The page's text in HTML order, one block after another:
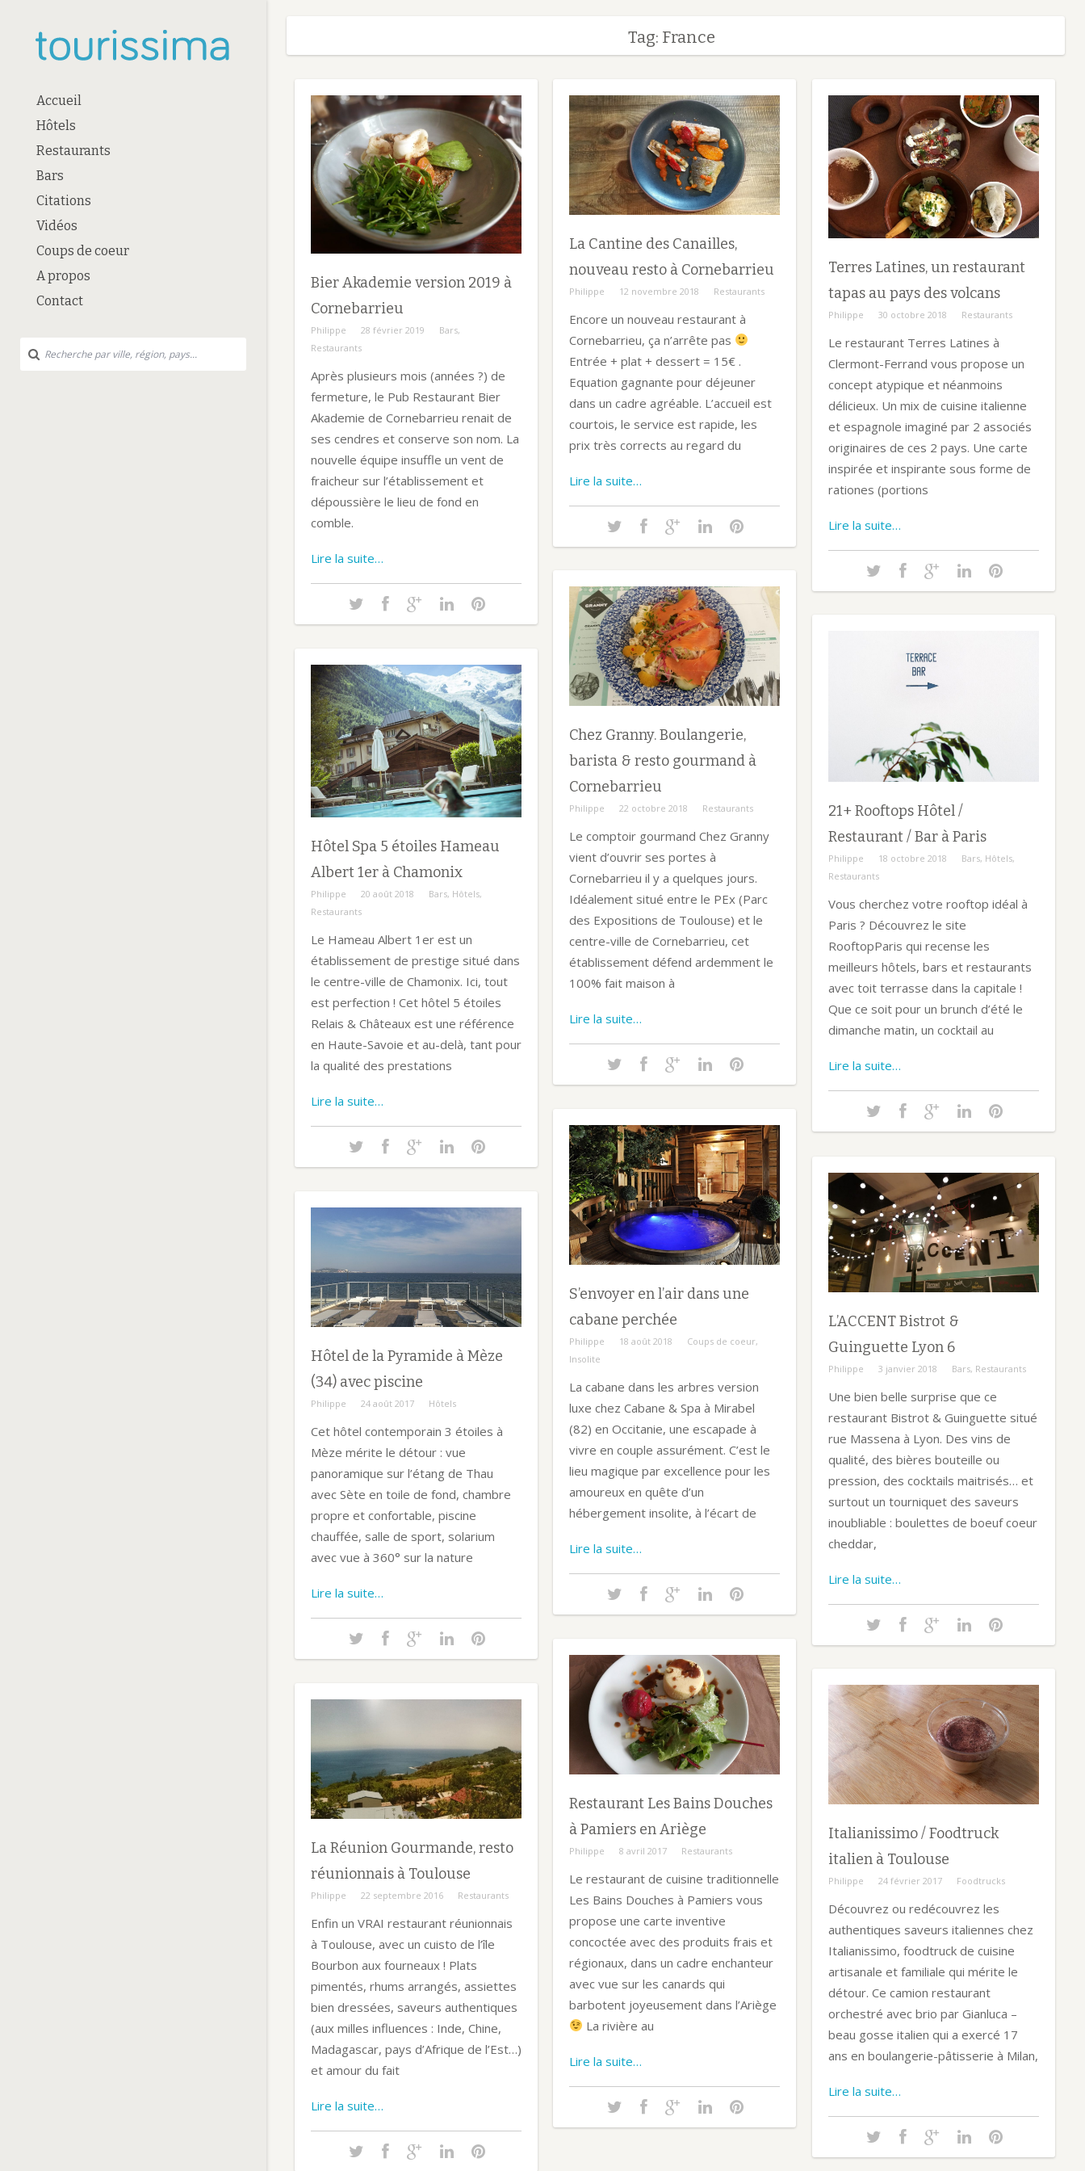
Accueil
Hôtels
Restaurants
Bars
Citations
Vidéos
Coups de coeur
A propos
Contact
Tag: France
Bier Akademie version 2019 à
Cornebarrieu
Philippe 28 février 2019 Bars,
Restaurants
Après plusieurs mois (années ?) de
fermeture, le Pub Restaurant Bier
Akademie de Cornebarrieu renait de
ses cendres et conserve son nom. La
nouvelle équipe insuffle un vent de
fraicheur sur l’établissement et
dépoussière le lieu de fond en
comble.
Lire la suite…
La Cantine des Canailles,
nouveau resto à Cornebarrieu
Philippe 12 novembre 2018 Restaurants
Encore un nouveau restaurant à
Cornebarrieu, ça n’arrête pas
Entrée + plat + dessert = 15€ .
Equation gagnante pour déjeuner
dans un cadre agréable. L’accueil est
courtois, le service est rapide, les
prix très corrects au regard du
Lire la suite…
Terres Latines, un restaurant
tapas au pays des volcans
Philippe 30 octobre 2018 Restaurants
Le restaurant Terres Latines à
Clermont-Ferrand vous propose un
concept atypique et néanmoins
délicieux. Un mix de cuisine italienne
et espagnole imaginé par 2 associés
originaires de ces 2 pays. Une carte
inspirée et inspirante sous forme de
rationes (portions
Lire la suite…
Chez Granny. Boulangerie,
barista & resto gourmand à
Cornebarrieu
Philippe 22 octobre 2018 Restaurants
Le comptoir gourmand Chez Granny
vient d’ouvrir ses portes à
Cornebarrieu il y a quelques jours.
Idéalement situé entre le PEx (Parc
des Expositions de Toulouse) et le
centre-ville de Cornebarrieu, cet
établissement défend ardemment le
100% fait maison à
Lire la suite…
21+ Rooftops Hôtel /
Restaurant / Bar à Paris
Philippe 18 octobre 2018 Bars, Hôtels,
Restaurants
Vous cherchez votre rooftop idéal à
Paris ? Découvrez le site
RooftopParis qui recense les
meilleurs hôtels, bars et restaurants
avec toit terrasse dans la capitale !
Que ce soit pour un brunch d’été le
dimanche matin, un cocktail au
Lire la suite…
Hôtel Spa 5 étoiles Hameau
Albert 1er à Chamonix
Philippe 20 août 2018 Bars, Hôtels,
Restaurants
Le Hameau Albert 1er est un
établissement de prestige situé dans
le centre-ville de Chamonix. Ici, tout
est perfection ! Cet hôtel 5 étoiles
Relais & Châteaux est une référence
en Haute-Savoie et au-delà, tant pour
la qualité des prestations
Lire la suite…
S’envoyer en l’air dans une
cabane perchée
Philippe 18 août 2018 Coups de coeur,
Insolite
La cabane dans les arbres version
luxe chez Cabane & Spa à Mirabel
(82) en Occitanie, une escapade à
vivre en couple assurément. C’est le
lieu magique par excellence pour les
amoureux en quête d’un
hébergement insolite, à l’écart de
Lire la suite…
L’ACCENT Bistrot &
Guinguette Lyon 6
Philippe 3 janvier 2018 Bars, Restaurants
Une bien belle surprise que ce
restaurant Bistrot & Guinguette situé
rue Massena à Lyon. Des vins de
qualité, des bières bouteille ou
pression, des cocktails maitrisés… et
surtout un tourniquet des saveurs
inoubliable : boulettes de boeuf coeur
cheddar,
Lire la suite…
Hôtel de la Pyramide à Mèze
(34) avec piscine
Philippe 24 août 2017 Hôtels
Cet hôtel contemporain 3 étoiles à
Mèze mérite le détour : vue
panoramique sur l’étang de Thau
avec Sète en toile de fond, chambre
propre et confortable, piscine
chauffée, salle de sport, solarium
avec vue à 360° sur la nature
Lire la suite…
Restaurant Les Bains Douches
à Pamiers en Ariège
Philippe 8 avril 2017 Restaurants
Le restaurant de cuisine traditionnelle
Les Bains Douches à Pamiers vous
propose une carte inventive
concoctée avec des produits frais et
régionaux, dans un cadre enchanteur
avec vue sur les canards qui
barbotent joyeusement dans l’Ariège
La rivière au
Lire la suite…
Italianissimo / Foodtruck
italien à Toulouse
Philippe 24 février 2017 Foodtrucks
Découvrez ou redécouvrez les
authentiques saveurs italiennes chez
Italianissimo, foodtruck de cuisine
artisanale et familiale qui mérite le
détour. Ce camion restaurant
orchestré avec brio par Gianluca –
beau gosse italien qui a exercé 17
ans en boulangerie-pâtisserie à Milan,
Lire la suite…
La Réunion Gourmande, resto
réunionnais à Toulouse
Philippe 22 septembre 2016 Restaurants
Enfin un VRAI restaurant réunionnais
à Toulouse, avec un cuisto de l’île
Bourbon aux fourneaux ! Plats
pimentés, rhums arrangés, assiettes
bien dressées, saveurs authentiques
(aux milles influences : Inde, Chine,
Madagascar, pays d’Afrique de l’Est…)
et amour du fait
Lire la suite…